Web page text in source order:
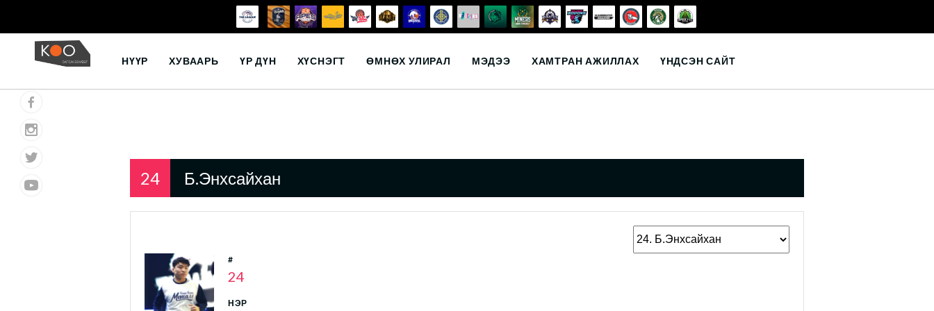
НҮҮР ХУВААРЬ ҮР ДҮН ХҮСНЭГТ ӨМНӨХ УЛИРАЛ МЭДЭЭ ХАМТРАН АЖИЛЛАХ ҮНДСЭН САЙТ
24 Б.Энхсайхан
#
24
НЭР